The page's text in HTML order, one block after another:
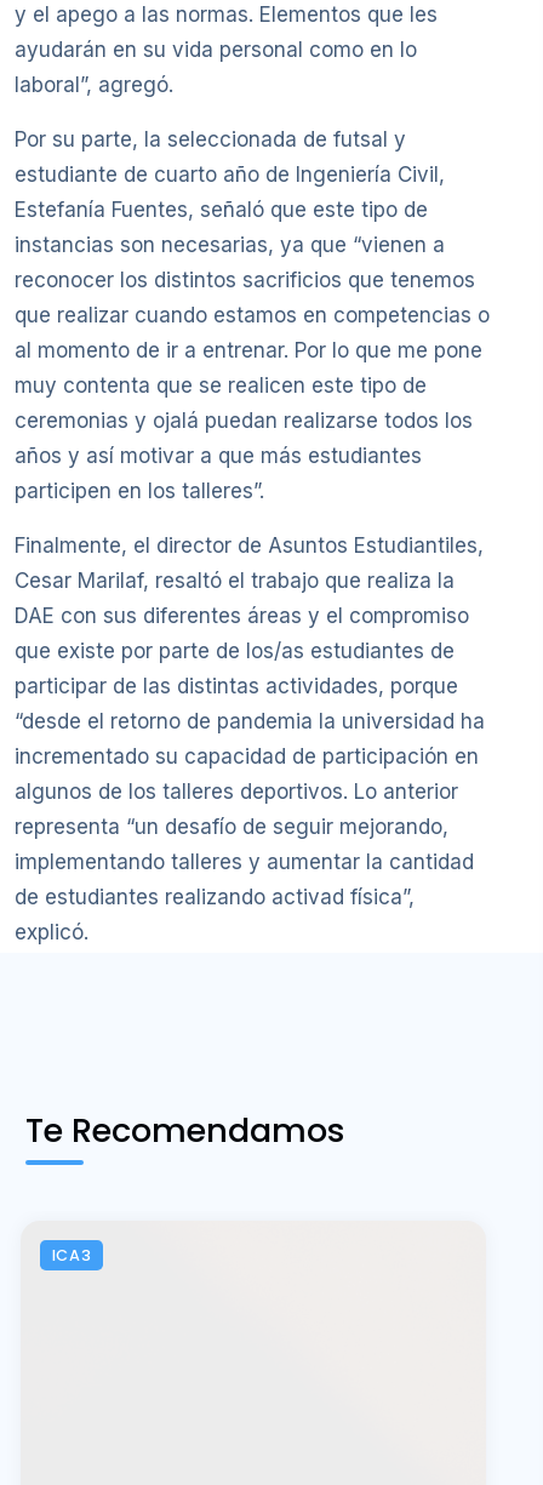
y el apego a las normas. Elementos que les
ayudarán en su vida personal como en lo
laboral”, agregó.
Por su parte, la seleccionada de futsal y
estudiante de cuarto año de Ingeniería Civil,
Estefanía Fuentes, señaló que este tipo de
instancias son necesarias, ya que “vienen a
reconocer los distintos sacrificios que tenemos
que realizar cuando estamos en competencias o
al momento de ir a entrenar. Por lo que me pone
muy contenta que se realicen este tipo de
ceremonias y ojalá puedan realizarse todos los
años y así motivar a que más estudiantes
participen en los talleres”.
Finalmente, el director de Asuntos Estudiantiles,
Cesar Marilaf, resaltó el trabajo que realiza la
DAE con sus diferentes áreas y el compromiso
que existe por parte de los/as estudiantes de
participar de las distintas actividades, porque
“desde el retorno de pandemia la universidad ha
incrementado su capacidad de participación en
algunos de los talleres deportivos. Lo anterior
representa “un desafío de seguir mejorando,
implementando talleres y aumentar la cantidad
de estudiantes realizando activad física”,
explicó.
Te Recomendamos
ICA3